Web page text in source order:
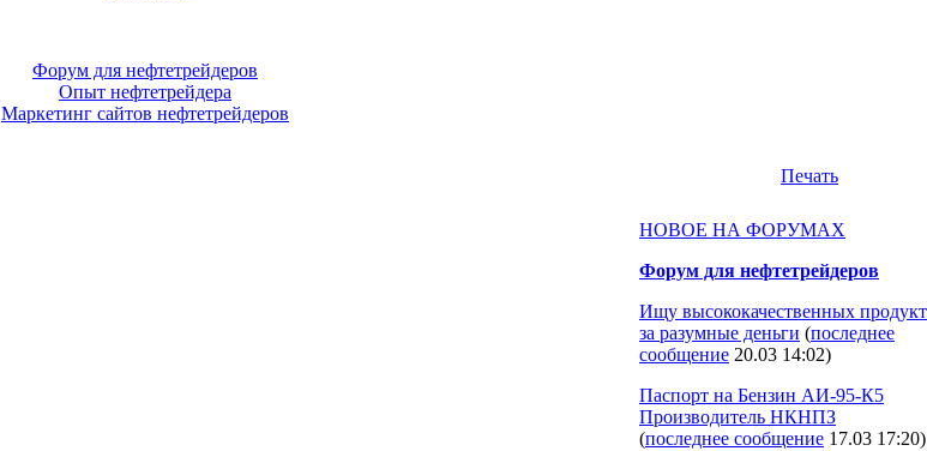
Форум для нефтетрейдеров
Опыт нефтетрейдера
Маркетинг сайтов нефтетрейдеров
Печать
НОВОЕ НА ФОРУМАХ
Форум для нефтетрейдеров
Ищу высококачественных продукт
за разумные деньги (последнее
сообщение 20.03 14:02)
Паспорт на Бензин АИ-95-К5
Производитель НКНПЗ
(последнее сообщение 17.03 17:20)